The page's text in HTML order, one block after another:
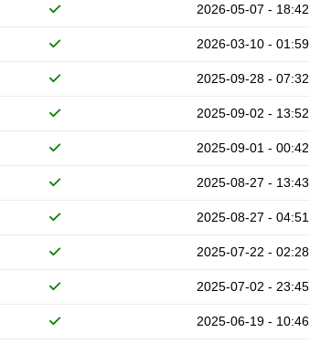
2026-05-07 - 18:42
2026-03-10 - 01:59
2025-09-28 - 07:32
2025-09-02 - 13:52
2025-09-01 - 00:42
2025-08-27 - 13:43
2025-08-27 - 04:51
2025-07-22 - 02:28
2025-07-02 - 23:45
2025-06-19 - 10:46